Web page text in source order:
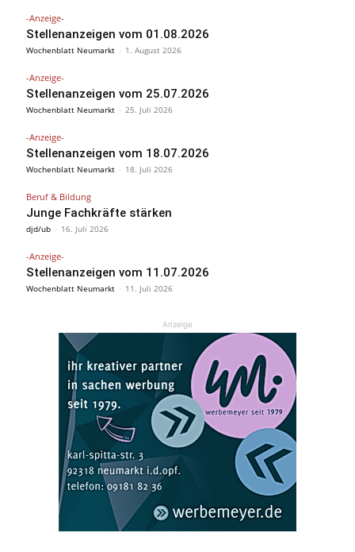
-Anzeige-
Stellenanzeigen vom 01.08.2026
Wochenblatt Neumarkt - 1. August 2026
-Anzeige-
Stellenanzeigen vom 25.07.2026
Wochenblatt Neumarkt - 25. Juli 2026
-Anzeige-
Stellenanzeigen vom 18.07.2026
Wochenblatt Neumarkt - 18. Juli 2026
Beruf & Bildung
Junge Fachkräfte stärken
djd/ub - 16. Juli 2026
-Anzeige-
Stellenanzeigen vom 11.07.2026
Wochenblatt Neumarkt - 11. Juli 2026
Anzeige